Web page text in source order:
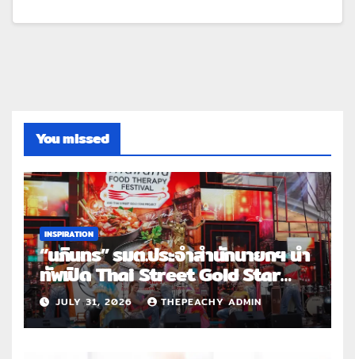
You missed
INSPIRATION
“นภินทร” รมต.ประจำสำนักนายกฯ นำ
ทัพเปิด Thai Street Gold Star
Roadshow 3 จังหวัดต้นแบบ
JULY 31, 2026 THEPEACHY ADMIN